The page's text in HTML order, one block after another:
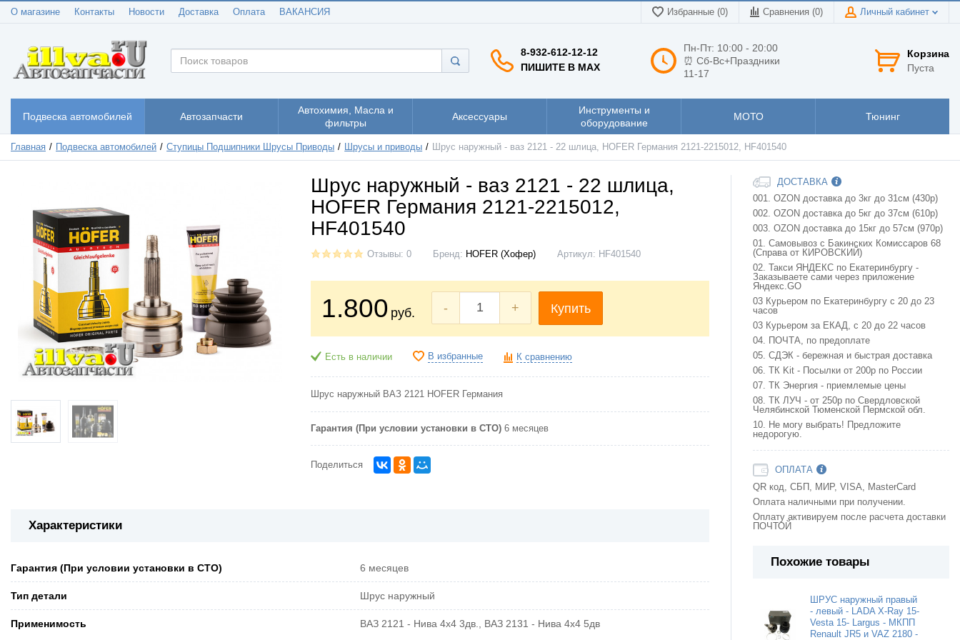
О магазине Контакты Новости Доставка Оплата ВАКАНСИЯ Избранные (0) Сравнения (0) Личный кабинет
8-932-612-12-12
ПИШИТЕ В MAX
Пн-Пт: 10:00 - 20:00
⏰ Сб-Вс+Праздники
11-17
Корзина
Пуста
Подвеска автомобилей Автозапчасти
Автохимия, Масла и
фильтры
Аксессуары
Инструменты и
оборудование
МОТО Тюнинг
Главная Подвеска автомобилей Ступицы Подшипники Шрусы Приводы Шрусы и приводы Шрус наружный - ваз 2121 - 22 шлица, HOFER Германия 2121-2215012, HF401540
Шрус наружный - ваз 2121 - 22 шлица,
HOFER Германия 2121-2215012,
HF401540
Отзывы: 0 Бренд: HOFER (Хофер) Артикул: HF401540
1.800 руб. - + Купить
Есть в наличии В избранные К сравнению
Шрус наружный ВАЗ 2121 HOFER Германия
Гарантия (При условии установки в СТО) 6 месяцев
Поделиться
Характеристики
Гарантия (При условии установки в СТО) 6 месяцев
Тип детали Шрус наружный
Применимость ВАЗ 2121 - Нива 4х4 3дв., ВАЗ 2131 - Нива 4х4 5дв
ДОСТАВКА
001. OZON доставка до 3кг до 31см (430р)
002. OZON доставка до 5кг до 37см (610р)
003. OZON доставка до 15кг до 57см (970р)
01. Самовывоз с Бакинских Комиссаров 68
(Справа от КИРОВСКИЙ)
02. Такси ЯНДЕКС по Екатеринбургу -
Заказываете сами через приложение
Яндекс.GO
03 Курьером по Екатеринбургу с 20 до 23
часов
03 Курьером за ЕКАД, с 20 до 22 часов
04. ПОЧТА, по предоплате
05. СДЭК - бережная и быстрая доставка
06. ТК Kit - Посылки от 200р по России
07. ТК Энергия - приемлемые цены
08. ТК ЛУЧ - от 250р по Свердловской
Челябинской Тюменской Пермской обл.
10. Не могу выбрать! Предложите
недорогую.
ОПЛАТА
QR код, СБП, МИР, VISA, MasterCard
Оплата наличными при получении.
Оплату активируем после расчета доставки
ПОЧТОЙ
Похожие товары
ШРУС наружный правый
- левый - LADA X-Ray 15-
Vesta 15- Largus - МКПП
Renault JR5 и VAZ 2180 -